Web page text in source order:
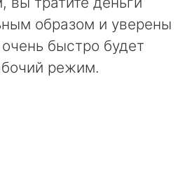
образом и уверены
быстро будет
режим.